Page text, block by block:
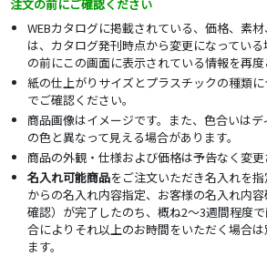
注文の前にご確認ください
WEBカタログに掲載されている、価格、素
は、カタログ発刊時点から変更になってい
の前にこの画面に表示されている情報を再度
紙の仕上がりサイズとプラスチックの種類
でご確認ください。
商品画像はイメージです。また、色合いは
の色と異なって見える場合があります。
商品の外観・仕様および価格は予告なく変更
名入れ可能商品をご注文いただき名入れを
からの名入れ内容指定、お客様の名入れ内
確認）が完了したのち、概ね2～3週間程度
合によりそれ以上のお時間をいただく場合
ます。